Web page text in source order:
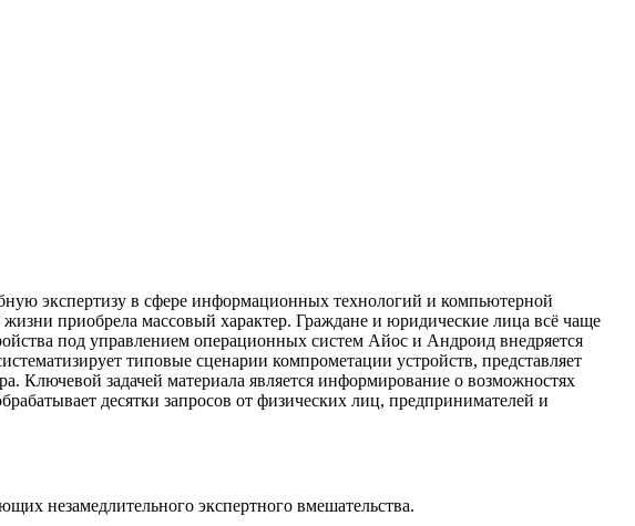
экспертизу в сфере информационных технологий и компьютерной
приобрела массовый характер. Граждане и юридические лица всё чаще
под управлением операционных систем Айос и Андроид внедряется
типовые сценарии компрометации устройств, представляет
Ключевой задачей материала является информирование о возможностях
десятки запросов от физических лиц, предпринимателей и
незамедлительного экспертного вмешательства.